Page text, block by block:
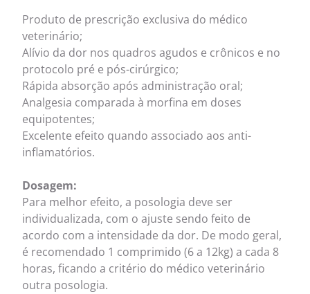
Produto de prescrição exclusiva do médico
veterinário;
Alívio da dor nos quadros agudos e crônicos e no
protocolo pré e pós-cirúrgico;
Rápida absorção após administração oral;
Analgesia comparada à morfina em doses
equipotentes;
Excelente efeito quando associado aos anti-
inflamatórios.
Dosagem:
Para melhor efeito, a posologia deve ser
individualizada, com o ajuste sendo feito de
acordo com a intensidade da dor. De modo geral,
é recomendado 1 comprimido (6 a 12kg) a cada 8
horas, ficando a critério do médico veterinário
outra posologia.